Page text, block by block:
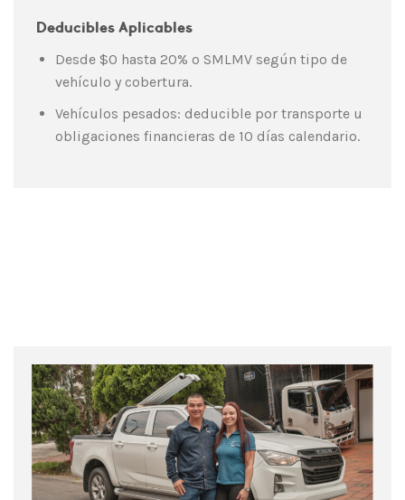
Deducibles Aplicables
Desde $0 hasta 20% o SMLMV según tipo de
vehículo y cobertura.
Vehículos pesados: deducible por transporte u
obligaciones financieras de 10 días calendario.